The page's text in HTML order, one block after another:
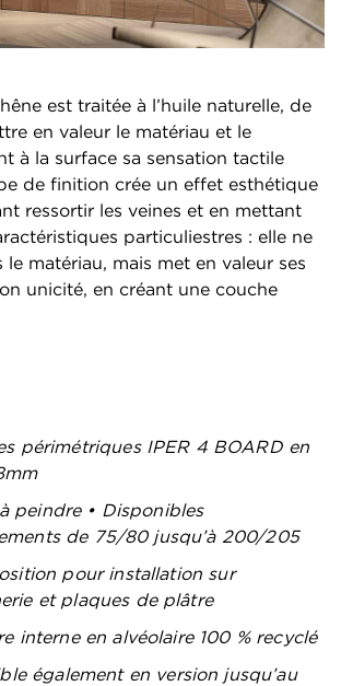
est traitée à l’huile naturelle, de
en valeur le matériau et le
à la surface sa sensation tactile
de finition crée un effet esthétique
ressortir les veines et en mettant
particuliestres : elle ne
le matériau, mais met en valeur ses
unicité, en créant une couche
périmétriques IPER 4 BOARD en
peindre • Disponibles
de 75/80 jusqu’à 200/205
pour installation sur
et plaques de plâtre
interne en alvéolaire 100 % recyclé
également en version jusqu’au